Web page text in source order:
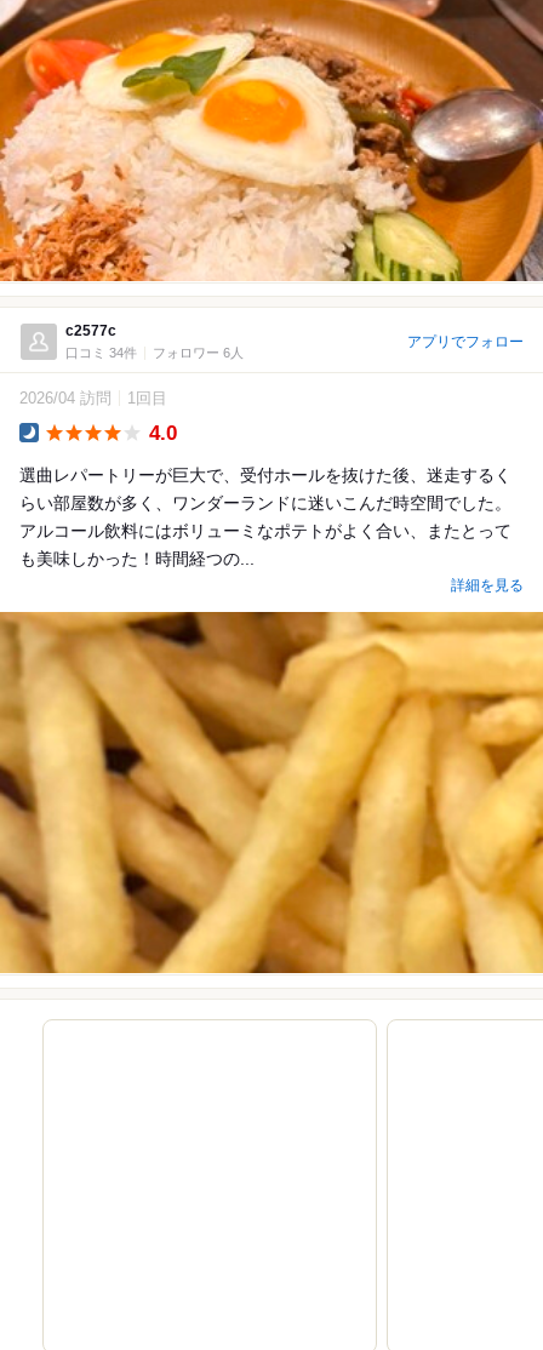
c2577c
口コミ 34件 フォロワー 6人
アプリでフォロー
2026/04 訪問 1回目
4.0
選曲レパートリーが巨大で、受付ホールを抜けた後、迷走するく
らい部屋数が多く、ワンダーランドに迷いこんだ時空間でした。
アルコール飲料にはボリューミなポテトがよく合い、またとって
も美味しかった！時間経つの...
詳細を見る